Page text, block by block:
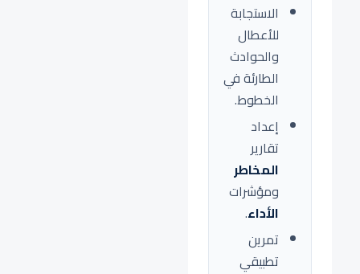
الاستجابة
للأعطال
والحوادث
الطارئة في
الخطوط.
إعداد
تقارير
المخاطر
ومؤشرات
الأداء.
تمرين
تطبيقي